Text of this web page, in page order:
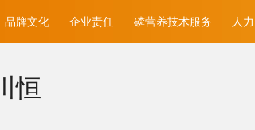
品牌文化 企业责任 磷营养技术服务 人
恒